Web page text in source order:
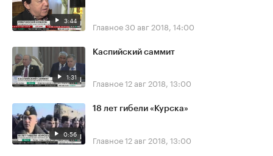
3:44 Главное30 авг 2018, 14:00
1:31
Каспийский саммит
Главное12 авг 2018, 13:00
0:56
18 лет гибели «Курска»
Главное12 авг 2018, 13:00